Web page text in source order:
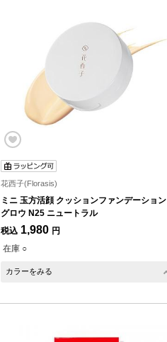
花西子(Florasis)
ミニ 玉方活顔 クッションファンデーション
グロウ N25 ニュートラル
税込 1,980 円
在庫 ○
カラーをみる